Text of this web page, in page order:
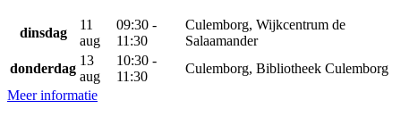
dinsdag
11
aug
09:30 -
11:30
Culemborg, Wijkcentrum de
Salaamander
donderdag
13
aug
10:30 -
11:30
Culemborg, Bibliotheek Culemborg
Meer informatie